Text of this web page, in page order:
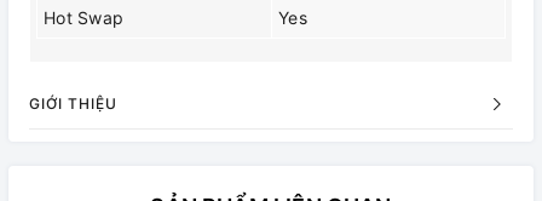
Hot Swap
Yes
GIỚI THIỆU